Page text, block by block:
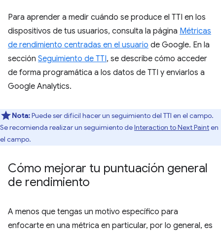
Para aprender a medir cuándo se produce el TTI en los
dispositivos de tus usuarios, consulta la página Métricas
de rendimiento centradas en el usuario de Google. En la
sección Seguimiento de TTI, se describe cómo acceder
de forma programática a los datos de TTI y enviarlos a
Google Analytics.
Nota:Puede ser difícil hacer un seguimiento del TTI en el campo.
Se recomienda realizar un seguimiento deInteraction to Next Painten
el campo.
Cómo mejorar tu puntuación general
de rendimiento
A menos que tengas un motivo específico para
enfocarte en una métrica en particular, por lo general, es